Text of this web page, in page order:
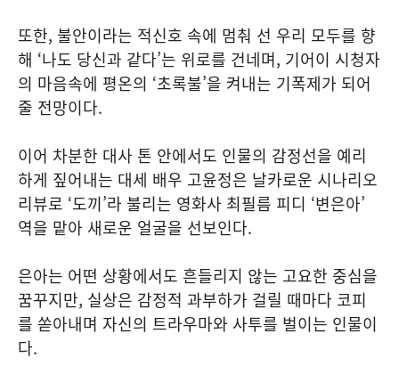
또한, 불안이라는 적신호 속에 멈춰 선 우리 모두를 향
해 ‘나도 당신과 같다’는 위로를 건네며, 기어이 시청자
의 마음속에 평온의 ‘초록불’을 켜내는 기폭제가 되어
줄 전망이다.
이어 차분한 대사 톤 안에서도 인물의 감정선을 예리
하게 짚어내는 대세 배우 고윤정은 날카로운 시나리오
리뷰로 ‘도끼’라 불리는 영화사 최필름 피디 ‘변은아’
역을 맡아 새로운 얼굴을 선보인다.
은아는 어떤 상황에서도 흔들리지 않는 고요한 중심을
꿈꾸지만, 실상은 감정적 과부하가 걸릴 때마다 코피
를 쏟아내며 자신의 트라우마와 사투를 벌이는 인물이
다.